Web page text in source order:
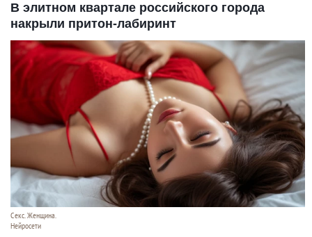
В элитном квартале российского города
накрыли притон-лабиринт
Секс. Женщина.
Нейросети